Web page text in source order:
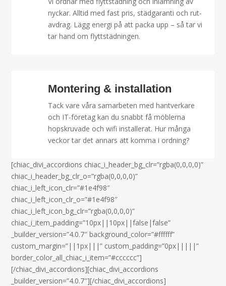
nyckar. Alltid med fast pris, städgaranti och rut-
avdrag. Lägg energi på att packa upp – så tar vi
tar hand om flyttstädningen.
Montering & installation
Tack vare våra samarbeten med hantverkare
och IT-företag kan du snabbt få möblerna
hopskruvade och wifi installerat. Hur många
veckor tar det annars att komma i ordning?
[chiac_divi_accordions chiac_i_header_bg_clr=”rgba(0,0,0,0)”
chiac_i_header_bg_clr_o=”rgba(0,0,0,0)”
chiac_i_left_icon_clr=”#1e4f98″
chiac_i_left_icon_clr_o=”#1e4f98″
chiac_i_left_icon_bg_clr=”rgba(0,0,0,0)”
chiac_i_item_padding=”10px||10px||false|false”
_builder_version=”4.0.7″ background_color=”#ffffff”
custom_margin=”||1px|||” custom_padding=”0px|||||”
border_color_all_chiac_i_item=”#cccccc”]
[/chiac_divi_accordions][chiac_divi_accordions
_builder_version=”4.0.7″][/chiac_divi_accordions]